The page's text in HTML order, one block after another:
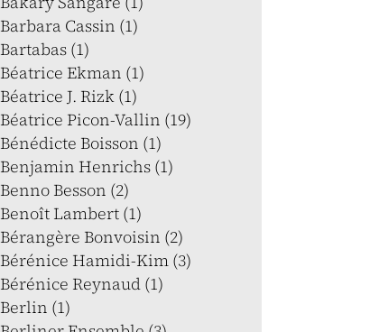
Barbara Cassin (1)
Bartabas (1)
Béatrice Ekman (1)
Béatrice J. Rizk (1)
Béatrice Picon-Vallin (19)
Bénédicte Boisson (1)
Benjamin Henrichs (1)
Benno Besson (2)
Benoît Lambert (1)
Bérangère Bonvoisin (2)
Bérénice Hamidi-Kim (3)
Bérénice Reynaud (1)
Berlin (1)